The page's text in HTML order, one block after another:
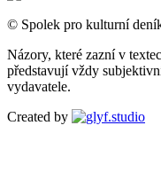
© Spolek pro kulturní
Názory, které zazní v
představují vždy
vydavatele.
Created by